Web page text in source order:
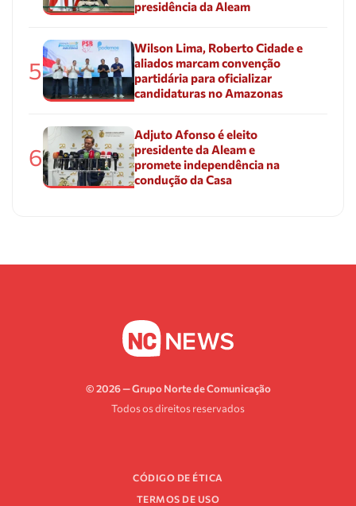
presidência da Aleam
5
Wilson Lima, Roberto Cidade e
aliados marcam convenção
partidária para oficializar
candidaturas no Amazonas
6
Adjuto Afonso é eleito
presidente da Aleam e
promete independência na
condução da Casa
© 2026 — Grupo Norte de Comunicação
Todos os direitos reservados
CÓDIGO DE ÉTICA
TERMOS DE USO